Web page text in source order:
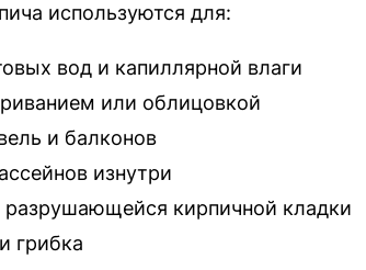
используются для:
вод и капиллярной влаги
или облицовкой
и балконов
изнутри
разрушающейся кирпичной кладки
грибка